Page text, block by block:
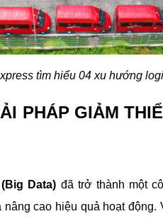
tìm hiểu 04 xu hướng
PHÁP GIẢM
Data) đã trở thành một
cao hiệu quả hoạt